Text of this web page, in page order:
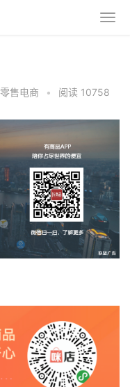
零售电商 • 阅读 10758